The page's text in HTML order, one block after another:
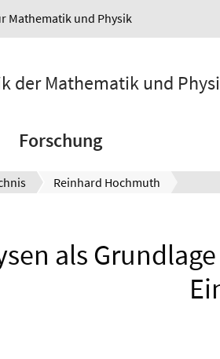
Mathematik und Physik
der Mathematik und
Forschung
Reinhard Hochmuth
als